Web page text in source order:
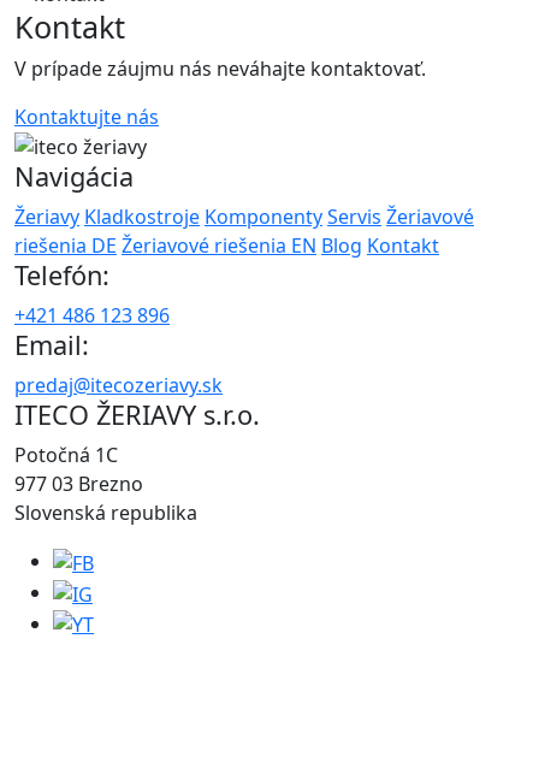
Kontakt
V prípade záujmu nás neváhajte kontaktovať.
Kontaktujte nás
Navigácia
Žeriavy Kladkostroje KomponentyServis Žeriavové
riešenia DE Žeriavové riešenia EN Blog Kontakt
Telefón:
+421 486 123 896
Email:
predaj@itecozeriavy.sk
ITECO ŽERIAVY s.r.o.
Potočná 1C
977 03 Brezno
Slovenská republika